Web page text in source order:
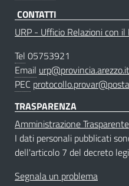
CONTATTI
URP - Ufficio Relazioni con il
Tel 05753921
Email urp@provincia.arezzo.it
PEC
TRASPARENZA
Amministrazione Trasparente
I dati personali pubblicati
dell'articolo 7 del decreto
Segnala un problema